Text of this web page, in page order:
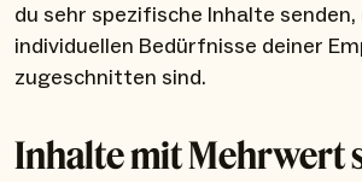
du sehr spezifische Inhalte
individuellen Bedürfnisse deiner
zugeschnitten sind.
Inhalte mit Mehrwert